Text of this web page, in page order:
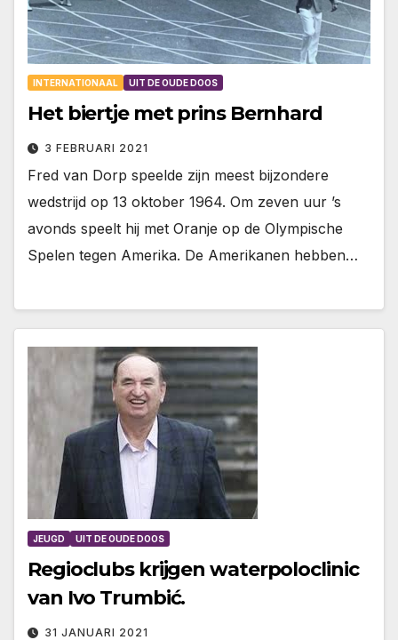
INTERNATIONAAL UIT DE OUDE DOOS
Het biertje met prins Bernhard
3 FEBRUARI 2021
Fred van Dorp speelde zijn meest bijzondere
wedstrijd op 13 oktober 1964. Om zeven uur ’s
avonds speelt hij met Oranje op de Olympische
Spelen tegen Amerika. De Amerikanen hebben…
JEUGD UIT DE OUDE DOOS
Regioclubs krijgen waterpoloclinic
van Ivo Trumbić.
31 JANUARI 2021